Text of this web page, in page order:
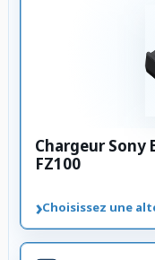
Chargeur Sony
FZ100
›Choisissez une